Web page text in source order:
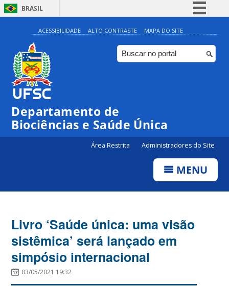
BRASIL
Simplifique!
Comunica BR
Participe
ACESSIBILIDADE ALTO CONTRASTE MAPA DO SITE
Departamento de
Biociências e Saúde Única
Área Restrita Administradores do Site
MENU
Livro ‘Saúde única: uma visão
sistêmica’ será lançado em
simpósio internacional
03/05/2021 19:32